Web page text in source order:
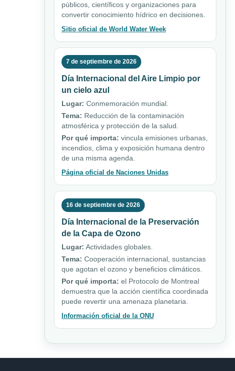
públicos, científicos y organizaciones para
convertir conocimiento hídrico en decisiones.
Sitio oficial de World Water Week
7 de septiembre de 2026
Día Internacional del Aire Limpio por
un cielo azul
Lugar: Conmemoración mundial.
Tema: Reducción de la contaminación
atmosférica y protección de la salud.
Por qué importa: vincula emisiones urbanas,
incendios, clima y exposición humana dentro
de una misma agenda.
Página oficial de Naciones Unidas
16 de septiembre de 2026
Día Internacional de la Preservación
de la Capa de Ozono
Lugar: Actividades globales.
Tema: Cooperación internacional, sustancias
que agotan el ozono y beneficios climáticos.
Por qué importa: el Protocolo de Montreal
demuestra que la acción científica coordinada
puede revertir una amenaza planetaria.
Información oficial de la ONU